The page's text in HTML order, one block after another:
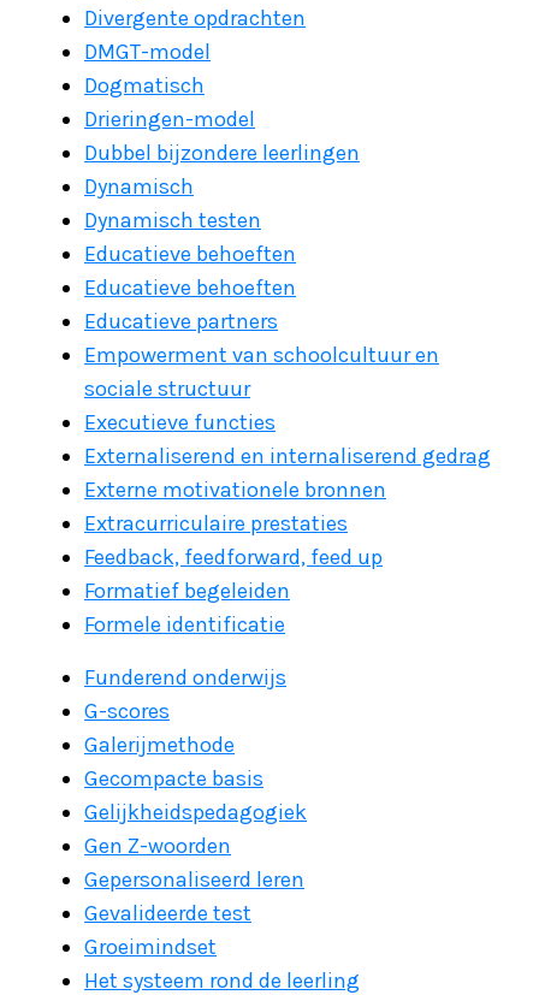
Divergente opdrachten
DMGT-model
Dogmatisch
Drieringen-model
Dubbel bijzondere leerlingen
Dynamisch
Dynamisch testen
Educatieve behoeften
Educatieve behoeften
Educatieve partners
Empowerment van schoolcultuur en
sociale structuur
Executieve functies
Externaliserend en internaliserend gedrag
Externe motivationele bronnen
Extracurriculaire prestaties
Feedback, feedforward, feed up
Formatief begeleiden
Formele identificatie
Funderend onderwijs
G-scores
Galerijmethode
Gecompacte basis
Gelijkheidspedagogiek
Gen Z-woorden
Gepersonaliseerd leren
Gevalideerde test
Groeimindset
Het systeem rond de leerling